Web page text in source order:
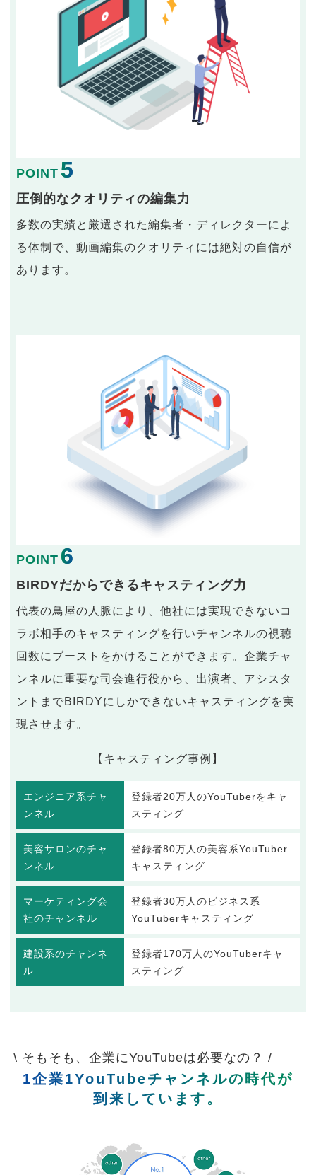
POINT 5
圧倒的なクオリティの編集力
多数の実績と厳選された編集者・ディレクターによ
る体制で、動画編集のクオリティには絶対の自信が
あります。
POINT 6
BIRDYだからできるキャスティング力
代表の鳥屋の人脈により、他社には実現できないコ
ラボ相手のキャスティングを行いチャンネルの視聴
回数にブーストをかけることができます。企業チャ
ンネルに重要な司会進行役から、出演者、アシスタ
ントまでBIRDYにしかできないキャスティングを実
現させます。
【キャスティング事例】
エンジニア系チャ
ンネル
登録者20万人のYouTuberをキャ
スティング
美容サロンのチャ
ンネル
登録者80万人の美容系YouTuber
キャスティング
マーケティング会
社のチャンネル
登録者30万人のビジネス系
YouTuberキャスティング
建設系のチャンネ
ル
登録者170万人のYouTuberキャ
スティング
\ そもそも、企業にYouTubeは必要なの？ /
1企業1YouTubeチャンネルの時代が
到来しています。